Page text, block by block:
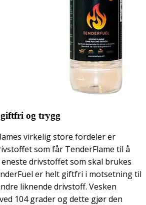
og trygg
virkelig store fordeler er
som får TenderFlame til å
drivstoffet som skal brukes
er helt giftfri i motsetning til
liknende drivstoff. Vesken
104 grader og dette gjør den